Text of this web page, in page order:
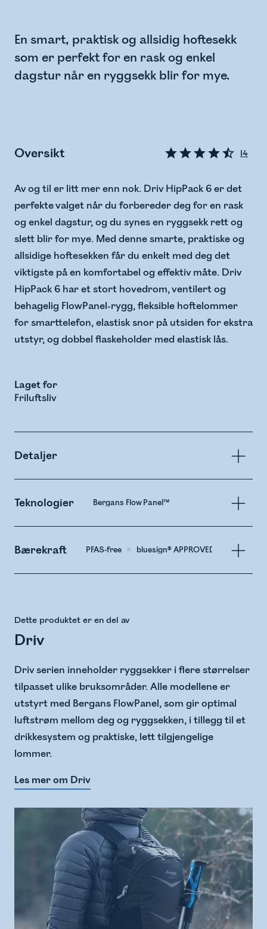
En smart, praktisk og allsidig hoftesekk
som er perfekt for en rask og enkel
dagstur når en ryggsekk blir for mye.
Oversikt 14
Av og til er litt mer enn nok. Driv HipPack 6 er det
perfekte valget når du forbereder deg for en rask
og enkel dagstur, og du synes en ryggsekk rett og
slett blir for mye. Med denne smarte, praktiske og
allsidige hoftesekken får du enkelt med deg det
viktigste på en komfortabel og effektiv måte. Driv
HipPack 6 har et stort hovedrom, ventilert og
behagelig FlowPanel-rygg, fleksible hoftelommer
for smarttelefon, elastisk snor på utsiden for ekstra
utstyr, og dobbel flaskeholder med elastisk lås.
Laget for
Friluftsliv
Detaljer
Teknologier Bergans Flow Panel™
Bærekraft PFAS-free bluesign® APPROVED Material
Dette produktet er en del av
Driv
Driv serien inneholder ryggsekker i flere størrelser
tilpasset ulike bruksområder. Alle modellene er
utstyrt med Bergans FlowPanel, som gir optimal
luftstrøm mellom deg og ryggsekken, i tillegg til et
drikkesystem og praktiske, lett tilgjengelige
lommer.
Les mer om Driv